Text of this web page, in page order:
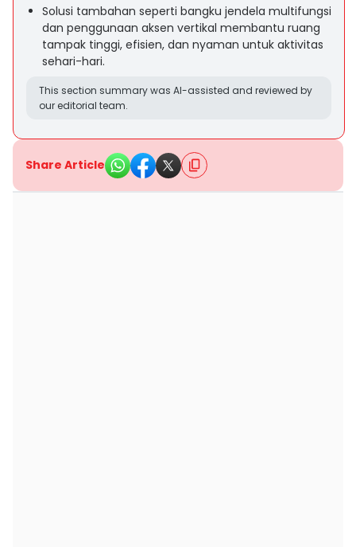
Solusi tambahan seperti bangku jendela multifungsi
dan penggunaan aksen vertikal membantu ruang
tampak tinggi, efisien, dan nyaman untuk aktivitas
sehari-hari.
This section summary was AI-assisted and reviewed by
our editorial team.
Share Article